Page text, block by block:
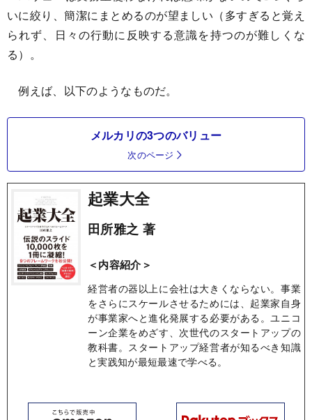
いに絞り、簡潔にまとめるのが望ましい（多すぎると覚え
られず、日々の行動に反映する意識を持つのが難しくな
る）。
例えば、以下のようなものだ。
メルカリの3つのバリュー
次のページ
起業大全
田所雅之 著
＜内容紹介＞
経営者の器以上に会社は大きくならない。事業
をさらにスケールさせるためには、起業家自身
が事業家へと進化発展する必要がある。ユニコ
ーン企業をめざす、次世代のスタートアップの
教科書。スタートアップ経営者が知るべき知識
と実践知が最短最速で学べる。